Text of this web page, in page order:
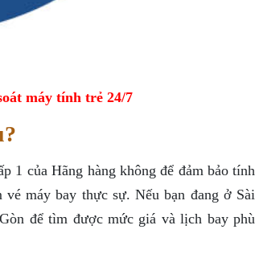
máy tính trẻ 24/7
1 của Hãng hàng không để đảm bảo tính
máy bay thực sự. Nếu bạn đang ở Sài
để tìm được mức giá và lịch bay phù